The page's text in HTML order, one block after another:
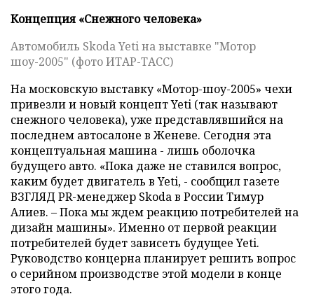
Концепция «Снежного человека»
Автомобиль Skoda Yeti на выставке "Мотор
шоу-2005" (фото ИТАР-ТАСС)
На московскую выставку «Мотор-шоу-2005» чехи
привезли и новый концепт Yeti (так называют
снежного человека), уже представлявшийся на
последнем автосалоне в Женеве. Сегодня эта
концептуальная машина - лишь оболочка
будущего авто. «Пока даже не ставился вопрос,
каким будет двигатель в Yeti, - сообщил газете
ВЗГЛЯД PR-менеджер Skoda в России Тимур
Алиев. – Пока мы ждем реакцию потребителей на
дизайн машины». Именно от первой реакции
потребителей будет зависеть будущее Yeti.
Руководство концерна планирует решить вопрос
о серийном производстве этой модели в конце
этого года.